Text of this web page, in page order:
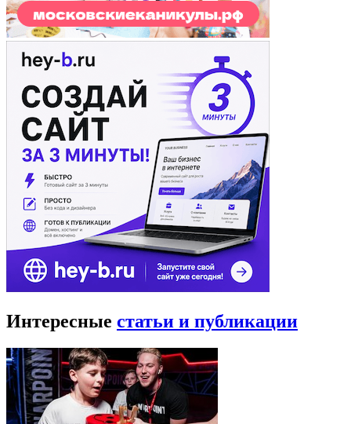
Интересные статьи и публикации